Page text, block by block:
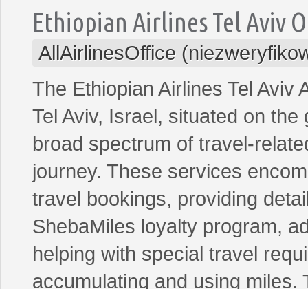
Ethiopian Airlines Tel Aviv
AllAirlinesOffice
The Ethiopian Airlines Tel Aviv
Tel Aviv, Israel, situated on
broad spectrum of travel-
journey. These services
travel bookings, providing
ShebaMiles loyalty program,
helping with special travel
accumulating and using miles.